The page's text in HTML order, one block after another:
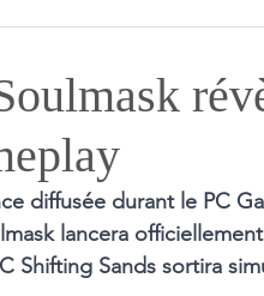
Xbox Test Nintendo
Balan
diffusée durant le PC
lancera
Shifting Sands sortira